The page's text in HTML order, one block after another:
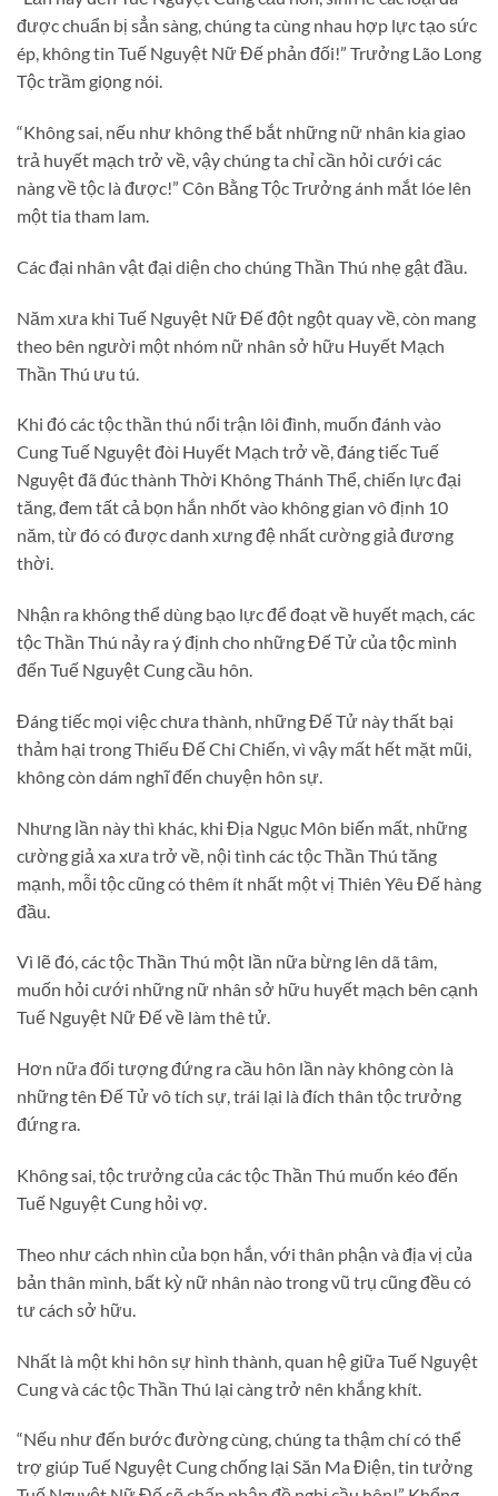
được chuẩn bị sẳn sàng, chúng ta cùng nhau hợp lực tạo sức
ép, không tin Tuế Nguyệt Nữ Đế phản đối!” Trưởng Lão Long
Tộc trầm giọng nói.
“Không sai, nếu như không thể bắt những nữ nhân kia giao
trả huyết mạch trở về, vậy chúng ta chỉ cần hỏi cưới các
nàng về tộc là được!” Côn Bằng Tộc Trưởng ánh mắt lóe lên
một tia tham lam.
Các đại nhân vật đại diện cho chúng Thần Thú nhẹ gật đầu.
Năm xưa khi Tuế Nguyệt Nữ Đế đột ngột quay về, còn mang
theo bên người một nhóm nữ nhân sở hữu Huyết Mạch
Thần Thú ưu tú.
Khi đó các tộc thần thú nổi trận lôi đình, muốn đánh vào
Cung Tuế Nguyệt đòi Huyết Mạch trở về, đáng tiếc Tuế
Nguyệt đã đúc thành Thời Không Thánh Thể, chiến lực đại
tăng, đem tất cả bọn hắn nhốt vào không gian vô định 10
năm, từ đó có được danh xưng đệ nhất cường giả đương
thời.
Nhận ra không thể dùng bạo lực để đoạt về huyết mạch, các
tộc Thần Thú nảy ra ý định cho những Đế Tử của tộc mình
đến Tuế Nguyệt Cung cầu hôn.
Đáng tiếc mọi việc chưa thành, những Đế Tử này thất bại
thảm hại trong Thiếu Đế Chi Chiến, vì vậy mất hết mặt mũi,
không còn dám nghĩ đến chuyện hôn sự.
Nhưng lần này thì khác, khi Địa Ngục Môn biến mất, những
cường giả xa xưa trở về, nội tình các tộc Thần Thú tăng
mạnh, mỗi tộc cũng có thêm ít nhất một vị Thiên Yêu Đế hàng
đầu.
Vì lẽ đó, các tộc Thần Thú một lần nữa bừng lên dã tâm,
muốn hỏi cưới những nữ nhân sở hữu huyết mạch bên cạnh
Tuế Nguyệt Nữ Đế về làm thê tử.
Hơn nữa đối tượng đứng ra cầu hôn lần này không còn là
những tên Đế Tử vô tích sự, trái lại là đích thân tộc trưởng
đứng ra.
Không sai, tộc trưởng của các tộc Thần Thú muốn kéo đến
Tuế Nguyệt Cung hỏi vợ.
Theo như cách nhìn của bọn hắn, với thân phận và địa vị của
bản thân mình, bất kỳ nữ nhân nào trong vũ trụ cũng đều có
tư cách sở hữu.
Nhất là một khi hôn sự hình thành, quan hệ giữa Tuế Nguyệt
Cung và các tộc Thần Thú lại càng trở nên khắng khít.
“Nếu như đến bước đường cùng, chúng ta thậm chí có thể
trợ giúp Tuế Nguyệt Cung chống lại Săn Ma Điện, tin tưởng